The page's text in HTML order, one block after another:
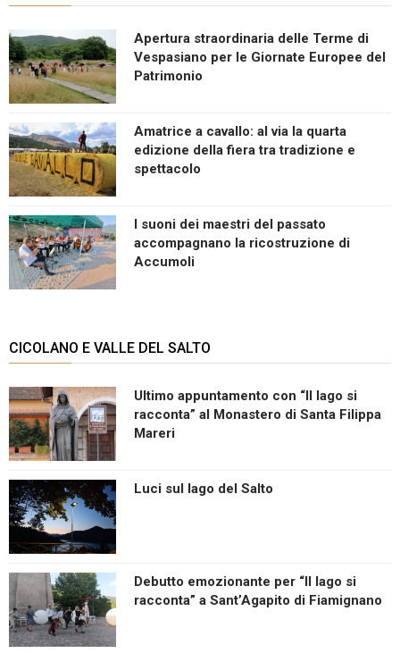
Apertura straordinaria delle Terme di
Vespasiano per le Giornate Europee del
Patrimonio
Amatrice a cavallo: al via la quarta
edizione della fiera tra tradizione e
spettacolo
I suoni dei maestri del passato
accompagnano la ricostruzione di
Accumoli
CICOLANO E VALLE DEL SALTO
Ultimo appuntamento con “Il lago si
racconta” al Monastero di Santa Filippa
Mareri
Luci sul lago del Salto
Debutto emozionante per “Il lago si
racconta” a Sant’Agapito di Fiamignano